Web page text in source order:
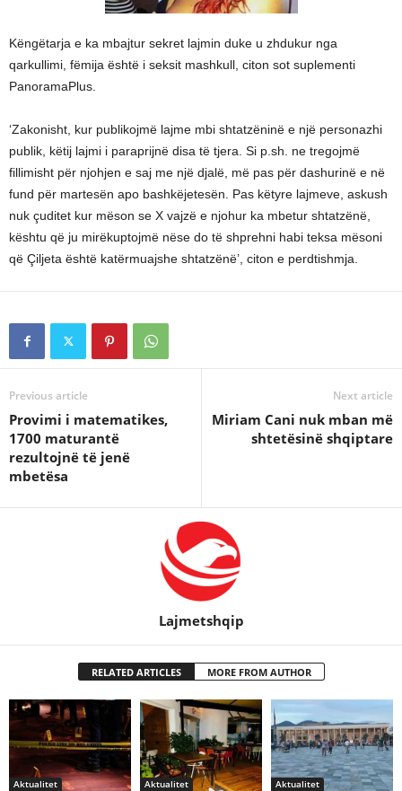
Këngëtarja e ka mbajtur sekret lajmin duke u zhdukur nga
qarkullimi, fëmija është i seksit mashkull, citon sot suplementi
PanoramaPlus.
‘Zakonisht, kur publikojmë lajme mbi shtatzëninë e një personazhi
publik, këtij lajmi i paraprijnë disa të tjera. Si p.sh. ne tregojmë
fillimisht për njohjen e saj me një djalë, më pas për dashurinë e në
fund për martesën apo bashkëjetesën. Pas këtyre lajmeve, askush
nuk çuditet kur mëson se X vajzë e njohur ka mbetur shtatzënë,
kështu që ju mirëkuptojmë nëse do të shprehni habi teksa mësoni
që Çiljeta është katërmuajshe shtatzënë’, citon e perdtishmja.
Previous article
Provimi i matematikes,
1700 maturantë
rezultojnë të jenë
mbetësa
Next article
Miriam Cani nuk mban më
shtetësinë shqiptare
Lajmetshqip
RELATED ARTICLES MORE FROM AUTHOR
Aktualitet Aktualitet Aktualitet